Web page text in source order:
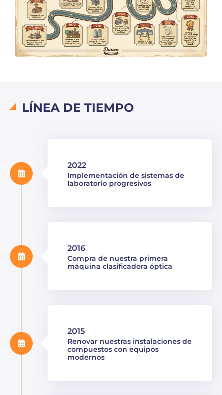
LÍNEA DE TIEMPO
2022
Implementación de sistemas de
laboratorio progresivos
2016
Compra de nuestra primera
máquina clasificadora óptica
2015
Renovar nuestras instalaciones de
compuestos con equipos
modernos